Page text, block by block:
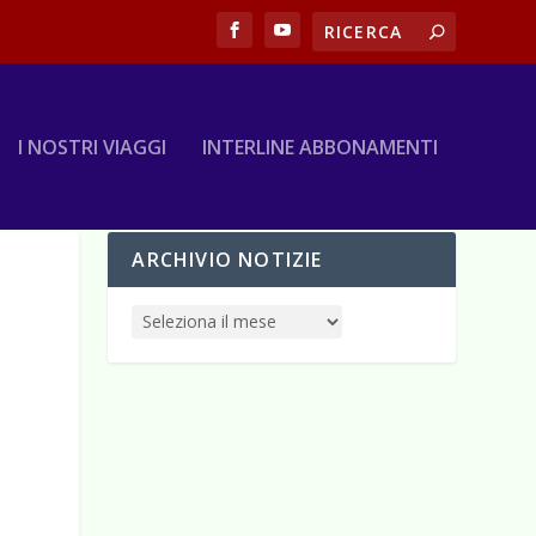
I NOSTRI VIAGGI INTERLINE ABBONAMENTI
ARCHIVIO NOTIZIE